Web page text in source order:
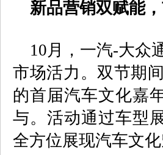
新品营销双赋能
10月，一汽-大众
市场活力。双节期
的首届汽车文化嘉
与。活动通过车型
全方位展现汽车文